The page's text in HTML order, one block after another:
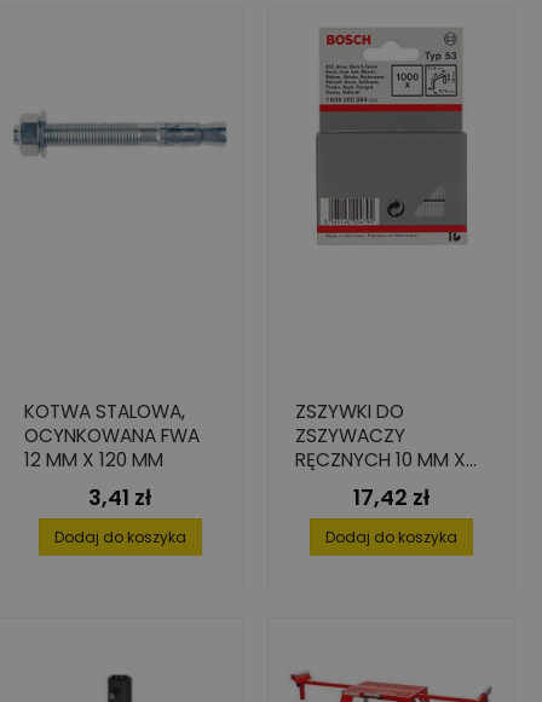
KOTWA STALOWA,
OCYNKOWANA FWA
12 MM X 120 MM
Cena
3,41 zł
Dodaj do koszyka
ZSZYWKI DO
ZSZYWACZY
RĘCZNYCH 10 MM X
18 MM TYP53
Cena
17,42 zł
Dodaj do koszyka